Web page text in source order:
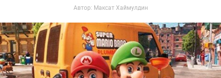
Автор: Максат Хаймулдин